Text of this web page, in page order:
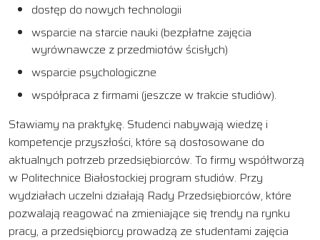
dostęp do nowych technologii
wsparcie na starcie nauki (bezpłatne zajęcia
wyrównawcze z przedmiotów ścisłych)
wsparcie psychologiczne
współpraca z firmami (jeszcze w trakcie studiów).
Stawiamy na praktykę. Studenci nabywają wiedzę i
kompetencje przyszłości, które są dostosowane do
aktualnych potrzeb przedsiębiorców. To firmy współtworzą
w Politechnice Białostockiej program studiów. Przy
wydziałach uczelni działają Rady Przedsiębiorców, które
pozwalają reagować na zmieniające się trendy na rynku
pracy, a przedsiębiorcy prowadzą ze studentami zajęcia